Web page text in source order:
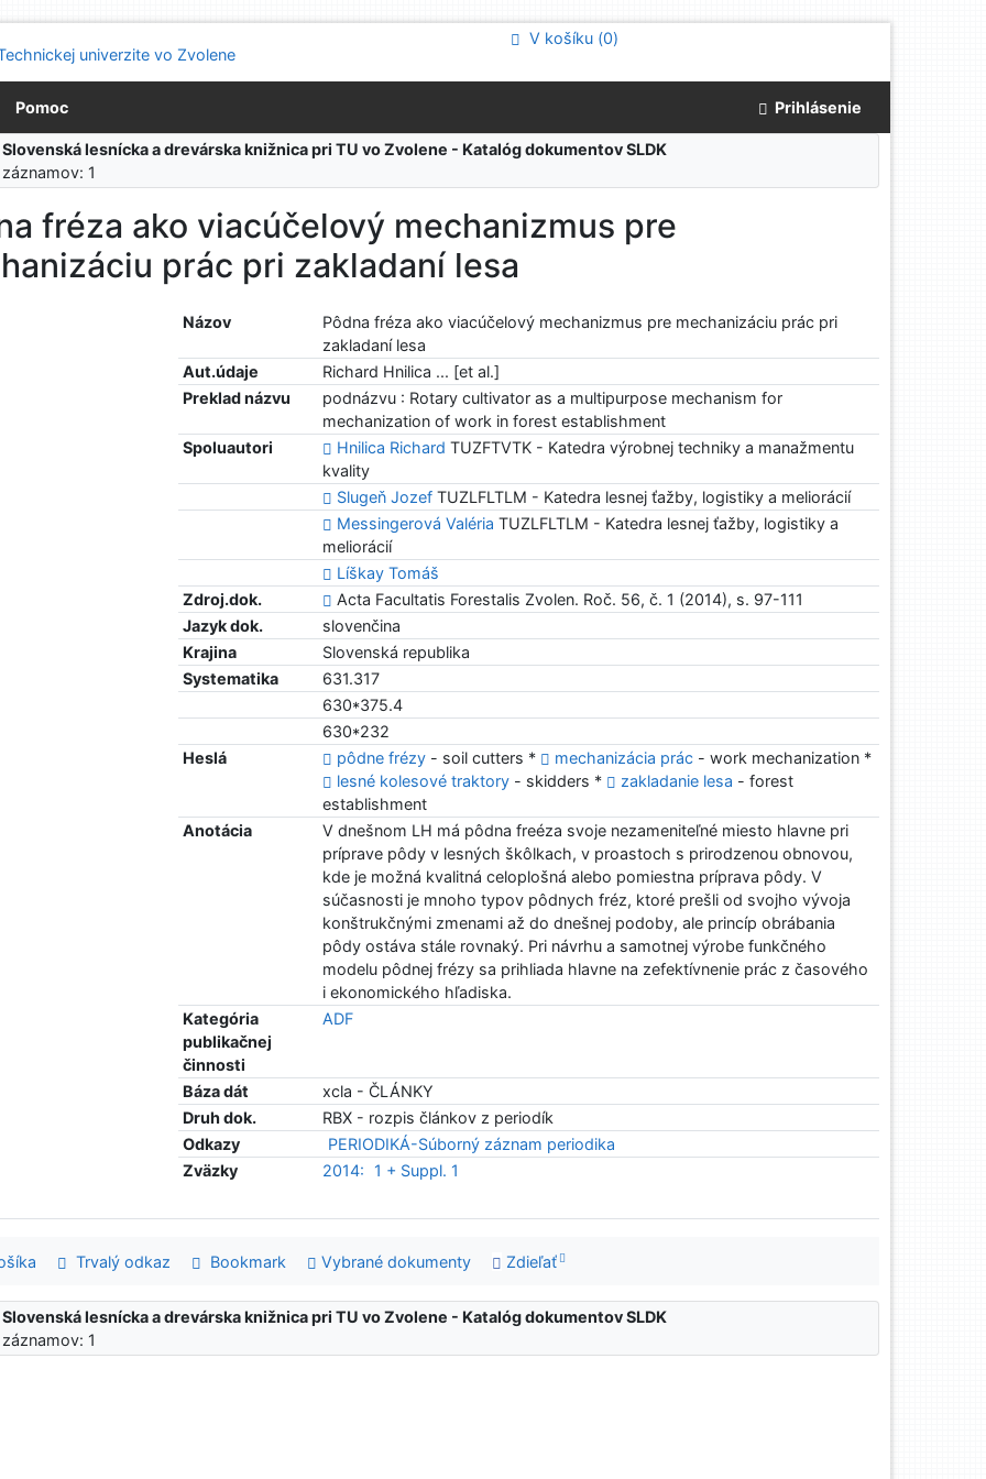
V košíku (0)
Pomoc Prihlásenie
Slovenská lesnícka a drevárska knižnica pri TU vo Zvolene - Katalóg dokumentov SLDK
1
fréza ako viacúčelový mechanizmus pre
prác pri zakladaní lesa
Názov
Pôdna fréza ako viacúčelový mechanizmus pre mechanizáciu prác pri
zakladaní lesa
Aut.údaje
Richard Hnilica ... [et al.]
Preklad názvu
podnázvu : Rotary cultivator as a multipurpose mechanism for
mechanization of work in forest establishment
Spoluautori
Hnilica Richard TUZFTVTK - Katedra výrobnej techniky a manažmentu
kvality
Slugeň Jozef TUZLFLTLM - Katedra lesnej ťažby, logistiky a meliorácií
Messingerová Valéria TUZLFLTLM - Katedra lesnej ťažby, logistiky a
meliorácií
Líškay Tomáš
Zdroj.dok.
Acta Facultatis Forestalis Zvolen. Roč. 56, č. 1 (2014), s. 97-111
Jazyk dok.
slovenčina
Krajina
Slovenská republika
Systematika
631.317
630*375.4
630*232
Heslá
pôdne frézy - soil cutters * mechanizácia prác - work mechanization *
lesné kolesové traktory - skidders * zakladanie lesa - forest
establishment
Anotácia
V dnešnom LH má pôdna freéza svoje nezameniteľné miesto hlavne pri
príprave pôdy v lesných škôlkach, v proastoch s prirodzenou obnovou,
kde je možná kvalitná celoplošná alebo pomiestna príprava pôdy. V
súčasnosti je mnoho typov pôdnych fréz, ktoré prešli od svojho vývoja
konštrukčnými zmenami až do dnešnej podoby, ale princíp obrábania
pôdy ostáva stále rovnaký. Pri návrhu a samotnej výrobe funkčného
modelu pôdnej frézy sa prihliada hlavne na zefektívnenie prác z časového
i ekonomického hľadiska.
Kategória
publikačnej
činnosti
ADF
Báza dát
xcla - ČLÁNKY
Druh dok.
RBX - rozpis článkov z periodík
Odkazy
PERIODIKÁ-Súborný záznam periodika
Zväzky
2014: 1 + Suppl. 1
Trvalý odkaz Bookmark Vybrané dokumenty Zdieľať
Slovenská lesnícka a drevárska knižnica pri TU vo Zvolene - Katalóg dokumentov SLDK
1